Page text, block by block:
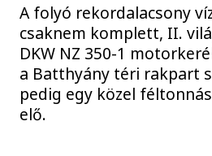
A folyó rekordalacsony
csaknem komplett, II.
DKW NZ 350-1
a Batthyány téri rakpart
pedig egy közel
elő.